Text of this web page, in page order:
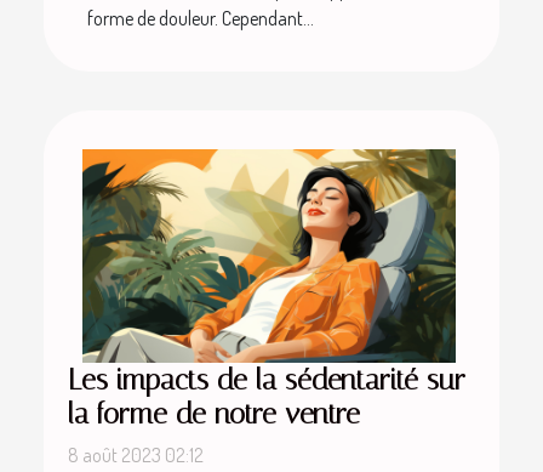
forme de douleur. Cependant...
Les impacts de la sédentarité sur
la forme de notre ventre
8 août 2023 02:12